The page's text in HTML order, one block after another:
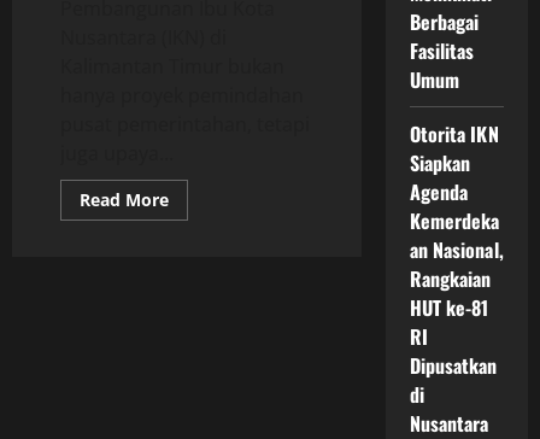
Read MoreRead
more
Berbagai
Fasilitas
Umum
Otorita IKN
Siapkan
Agenda
Kemerdeka
an Nasional,
Rangkaian
HUT ke-81
RI
Dipusatkan
di
Nusantara